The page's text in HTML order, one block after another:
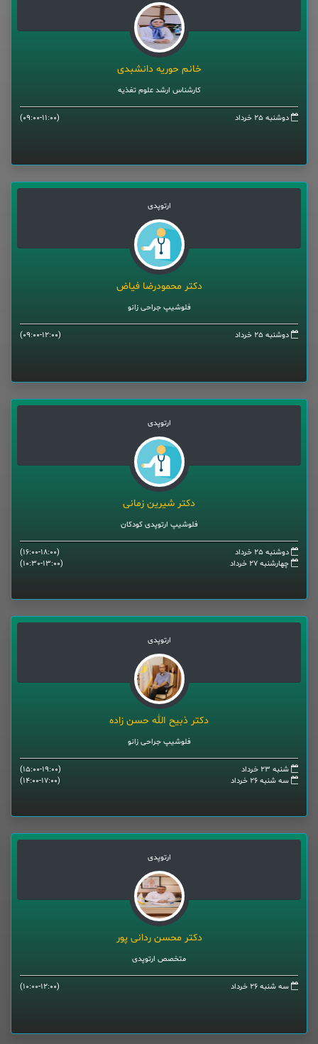
خانم حوریه دانشبدی
کارشناس ارشد علوم تغذیه
دوشنبه 25 خرداد (09:00-11:00)
ارتوپدی
دکتر محمودرضا فیاض
فلوشیپ جراحی زانو
دوشنبه 25 خرداد (09:00-12:00)
ارتوپدی
دکتر شیرین زمانی
فلوشیپ ارتوپدی کودکان
دوشنبه 25 خرداد
(16:00-18:00)
چهارشنبه 27 خرداد
(10:30-13:00)
ارتوپدی
دکتر ذبیح الله حسن زاده
فلوشیپ جراحی زانو
شنبه 23 خرداد
(15:00-19:00)
سه شنبه 26 خرداد
(14:00-17:00)
ارتوپدی
دکتر محسن ردانی پور
متخصص ارتوپدی
سه شنبه 26 خرداد (10:00-12:00)